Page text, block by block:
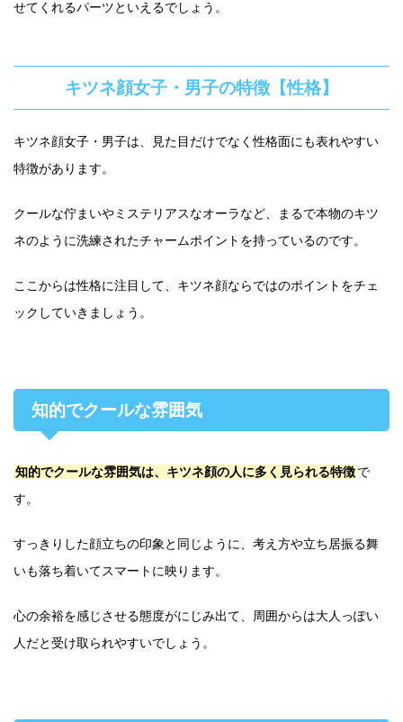
せてくれるパーツといえるでしょう。
キツネ顔女子・男子の特徴【性格】
キツネ顔女子・男子は、見た目だけでなく性格面にも表れやすい
特徴があります。
クールな佇まいやミステリアスなオーラなど、まるで本物のキツ
ネのように洗練されたチャームポイントを持っているのです。
ここからは性格に注目して、キツネ顔ならではのポイントをチェ
ックしていきましょう。
知的でクールな雰囲気
知的でクールな雰囲気は、キツネ顔の人に多く見られる特徴で
す。
すっきりした顔立ちの印象と同じように、考え方や立ち居振る舞
いも落ち着いてスマートに映ります。
心の余裕を感じさせる態度がにじみ出て、周囲からは大人っぽい
人だと受け取られやすいでしょう。